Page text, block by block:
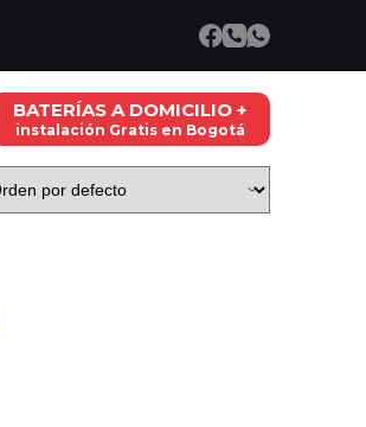
BATERÍAS A DOMICILIO +
instalación Gratis en Bogotá